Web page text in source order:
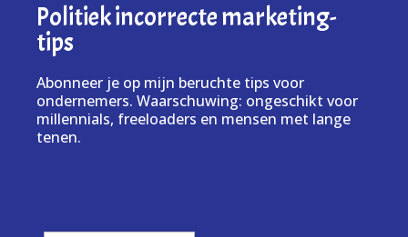
Politiek incorrecte marketing-
tips
Abonneer je op mijn beruchte tips voor
ondernemers. Waarschuwing: ongeschikt voor
millennials, freeloaders en mensen met lange
tenen.